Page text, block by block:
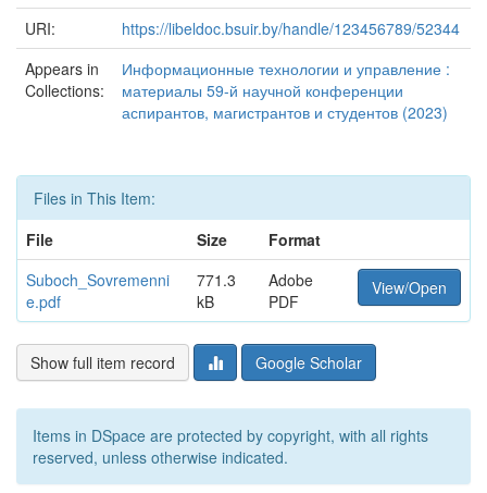
URI:
https://libeldoc.bsuir.by/handle/123456789/52344
Appears in
Collections:
Информационные технологии и управление :
материалы 59-й научной конференции
аспирантов, магистрантов и студентов (2023)
Files in This Item:
File
Size
Format
Suboch_Sovremenni
e.pdf
771.3
kB
Adobe
PDF
View/Open
Show full item record Google Scholar
Items in DSpace are protected by copyright, with all rights
reserved, unless otherwise indicated.